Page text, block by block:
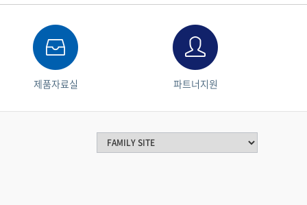
제품자료실 파트너지원